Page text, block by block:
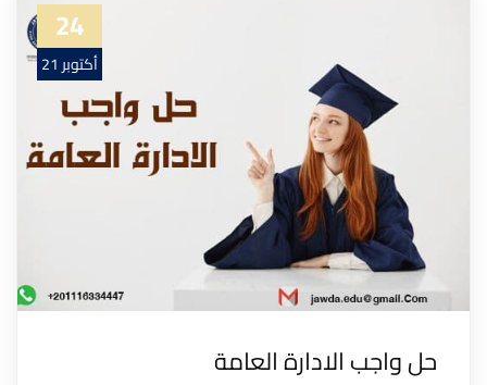
24
أكتوبر 21
حل واجب الادارة العامة